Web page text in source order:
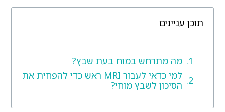
תוכן עניינים
מה מתרחש במוח בעת שבץ?
למי כדאי לעבור MRI ראש כדי להפחית את
הסיכון לשבץ מוחי?